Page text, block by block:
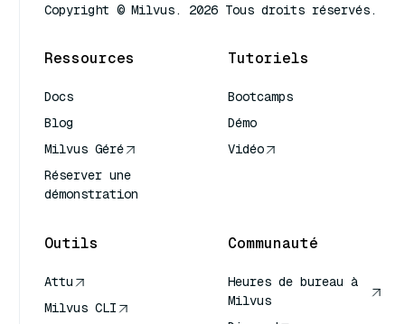
Copyright © Milvus. 2026 Tous droits réservés.
Ressources
Docs
Blog
Milvus Géré
Réserver une
démonstration
Tutoriels
Bootcamps
Démo
Vidéo
Outils
Attu
Milvus CLI
Communauté
Heures de bureau à
Milvus